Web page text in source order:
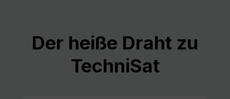
Der heiße Draht zu
TechniSat